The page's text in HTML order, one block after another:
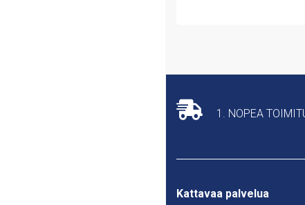
1. NOPEA
Kattavaa palvelua